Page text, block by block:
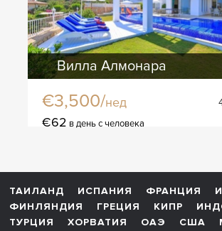
Вилла Алмонара
€3,500/нед
€62 в день с человека
ТАИЛАНД ИСПАНИЯ ФРАНЦИЯ
ФИНЛЯНДИЯ
ГРЕЦИЯ КИПР
ТУРЦИЯ
ХОРВАТИЯ ОАЭ США